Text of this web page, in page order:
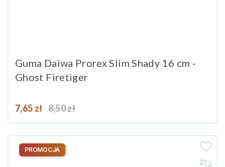
Guma Daiwa Prorex Slim Shady 16 cm -
Ghost Firetiger
Cena
7,65 zł Cena podstawowa
8,50 zł
PROMOCJA